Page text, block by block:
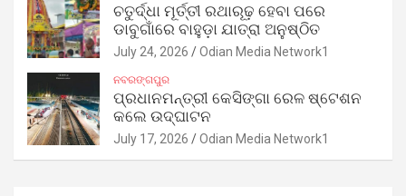
ଚତୁର୍ଦ୍ଧା ମୂର୍ତ୍ତୀ ରଥାରୂଢ଼ ହେବା ପରେ
ଡାବୁଗାଁରେ ବାହୁଡ଼ା ଯାତ୍ରା ଅନୁଷ୍ଠିତ
July 24, 2026 Odian Media Network1
ନବରଙ୍ଗପୁର
ପ୍ରଧାନମନ୍ତ୍ରୀ କେସିଙ୍ଗା ରେଳ ଷ୍ଟେଶନ
କଲେ ଉଦ୍‌ଘାଟନ
July 17, 2026 Odian Media Network1